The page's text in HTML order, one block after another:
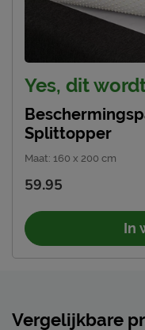
Locatie
Emailadres
Yes, dit
Splittopper
Maat: 160 x 200 cm
59.95
In
Vergelijkbare